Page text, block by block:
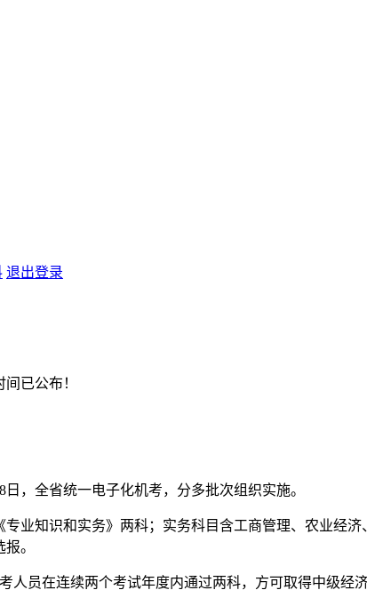
退出登录
已公布！
，全省统一电子化机考，分多批次组织实施。
业知识和实务》两科；实务科目含工商管理、农业经
。
人员在连续两个考试年度内通过两科，方可取得中级经